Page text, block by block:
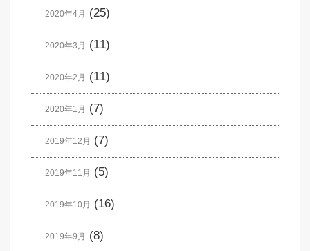
2020年4月 (25)
2020年3月 (11)
2020年2月 (11)
2020年1月 (7)
2019年12月 (7)
2019年11月 (5)
2019年10月 (16)
2019年9月 (8)